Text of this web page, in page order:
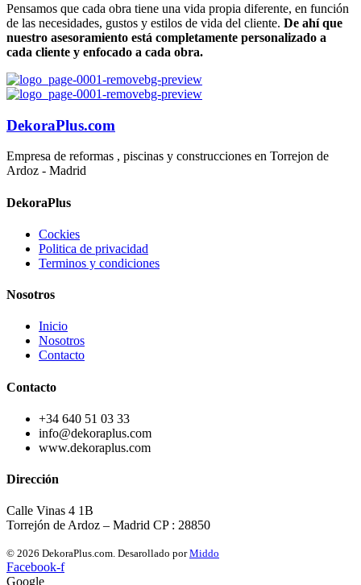
Pensamos que cada obra tiene una vida propia diferente, en función
de las necesidades, gustos y estilos de vida del cliente. De ahí que
nuestro asesoramiento está completamente personalizado a
cada cliente y enfocado a cada obra.
DekoraPlus.com
Empresa de reformas , piscinas y construcciones en Torrejon de
Ardoz - Madrid
DekoraPlus
Cockies
Politica de privacidad
Terminos y condiciones
Nosotros
Inicio
Nosotros
Contacto
Contacto
+34 640 51 03 33
info@dekoraplus.com
www.dekoraplus.com
Dirección
Calle Vinas 4 1B
Torrejón de Ardoz – Madrid CP : 28850
© 2026 DekoraPlus.com. Desarollado porMiddo
Facebook-f
Google